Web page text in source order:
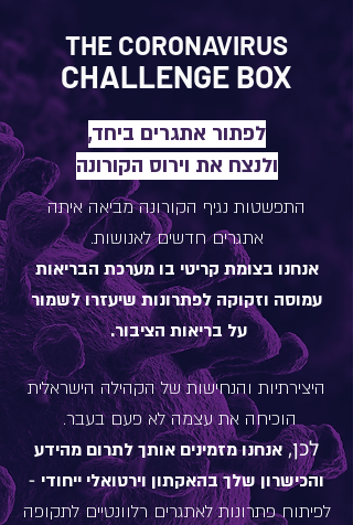
THE CORONAVIRUS
CHALLENGE BOX
לפתור אתגרים ביחד,
ולנצח את וירוס הקורונה
התפשטות נגיף הקורונה מביאה איתה
אתגרים חדשים לאנושות.
אנחנו בצומת קריטי בו מערכת הבריאות
עמוסה וזקוקה לפתרונות שיעזרו לשמור
על בריאות הציבור.
היצירתיות והנחישות של הקהילה הישראלית
הוכיחה את עצמה לא פעם בעבר.
לכן,אנחנו מזמינים אותך לתרום מהידע
והכישרון שלך בהאקתון וירטואלי ייחודי -
לפיתוח פתרונות לאתגרים רלוונטיים לתקופה